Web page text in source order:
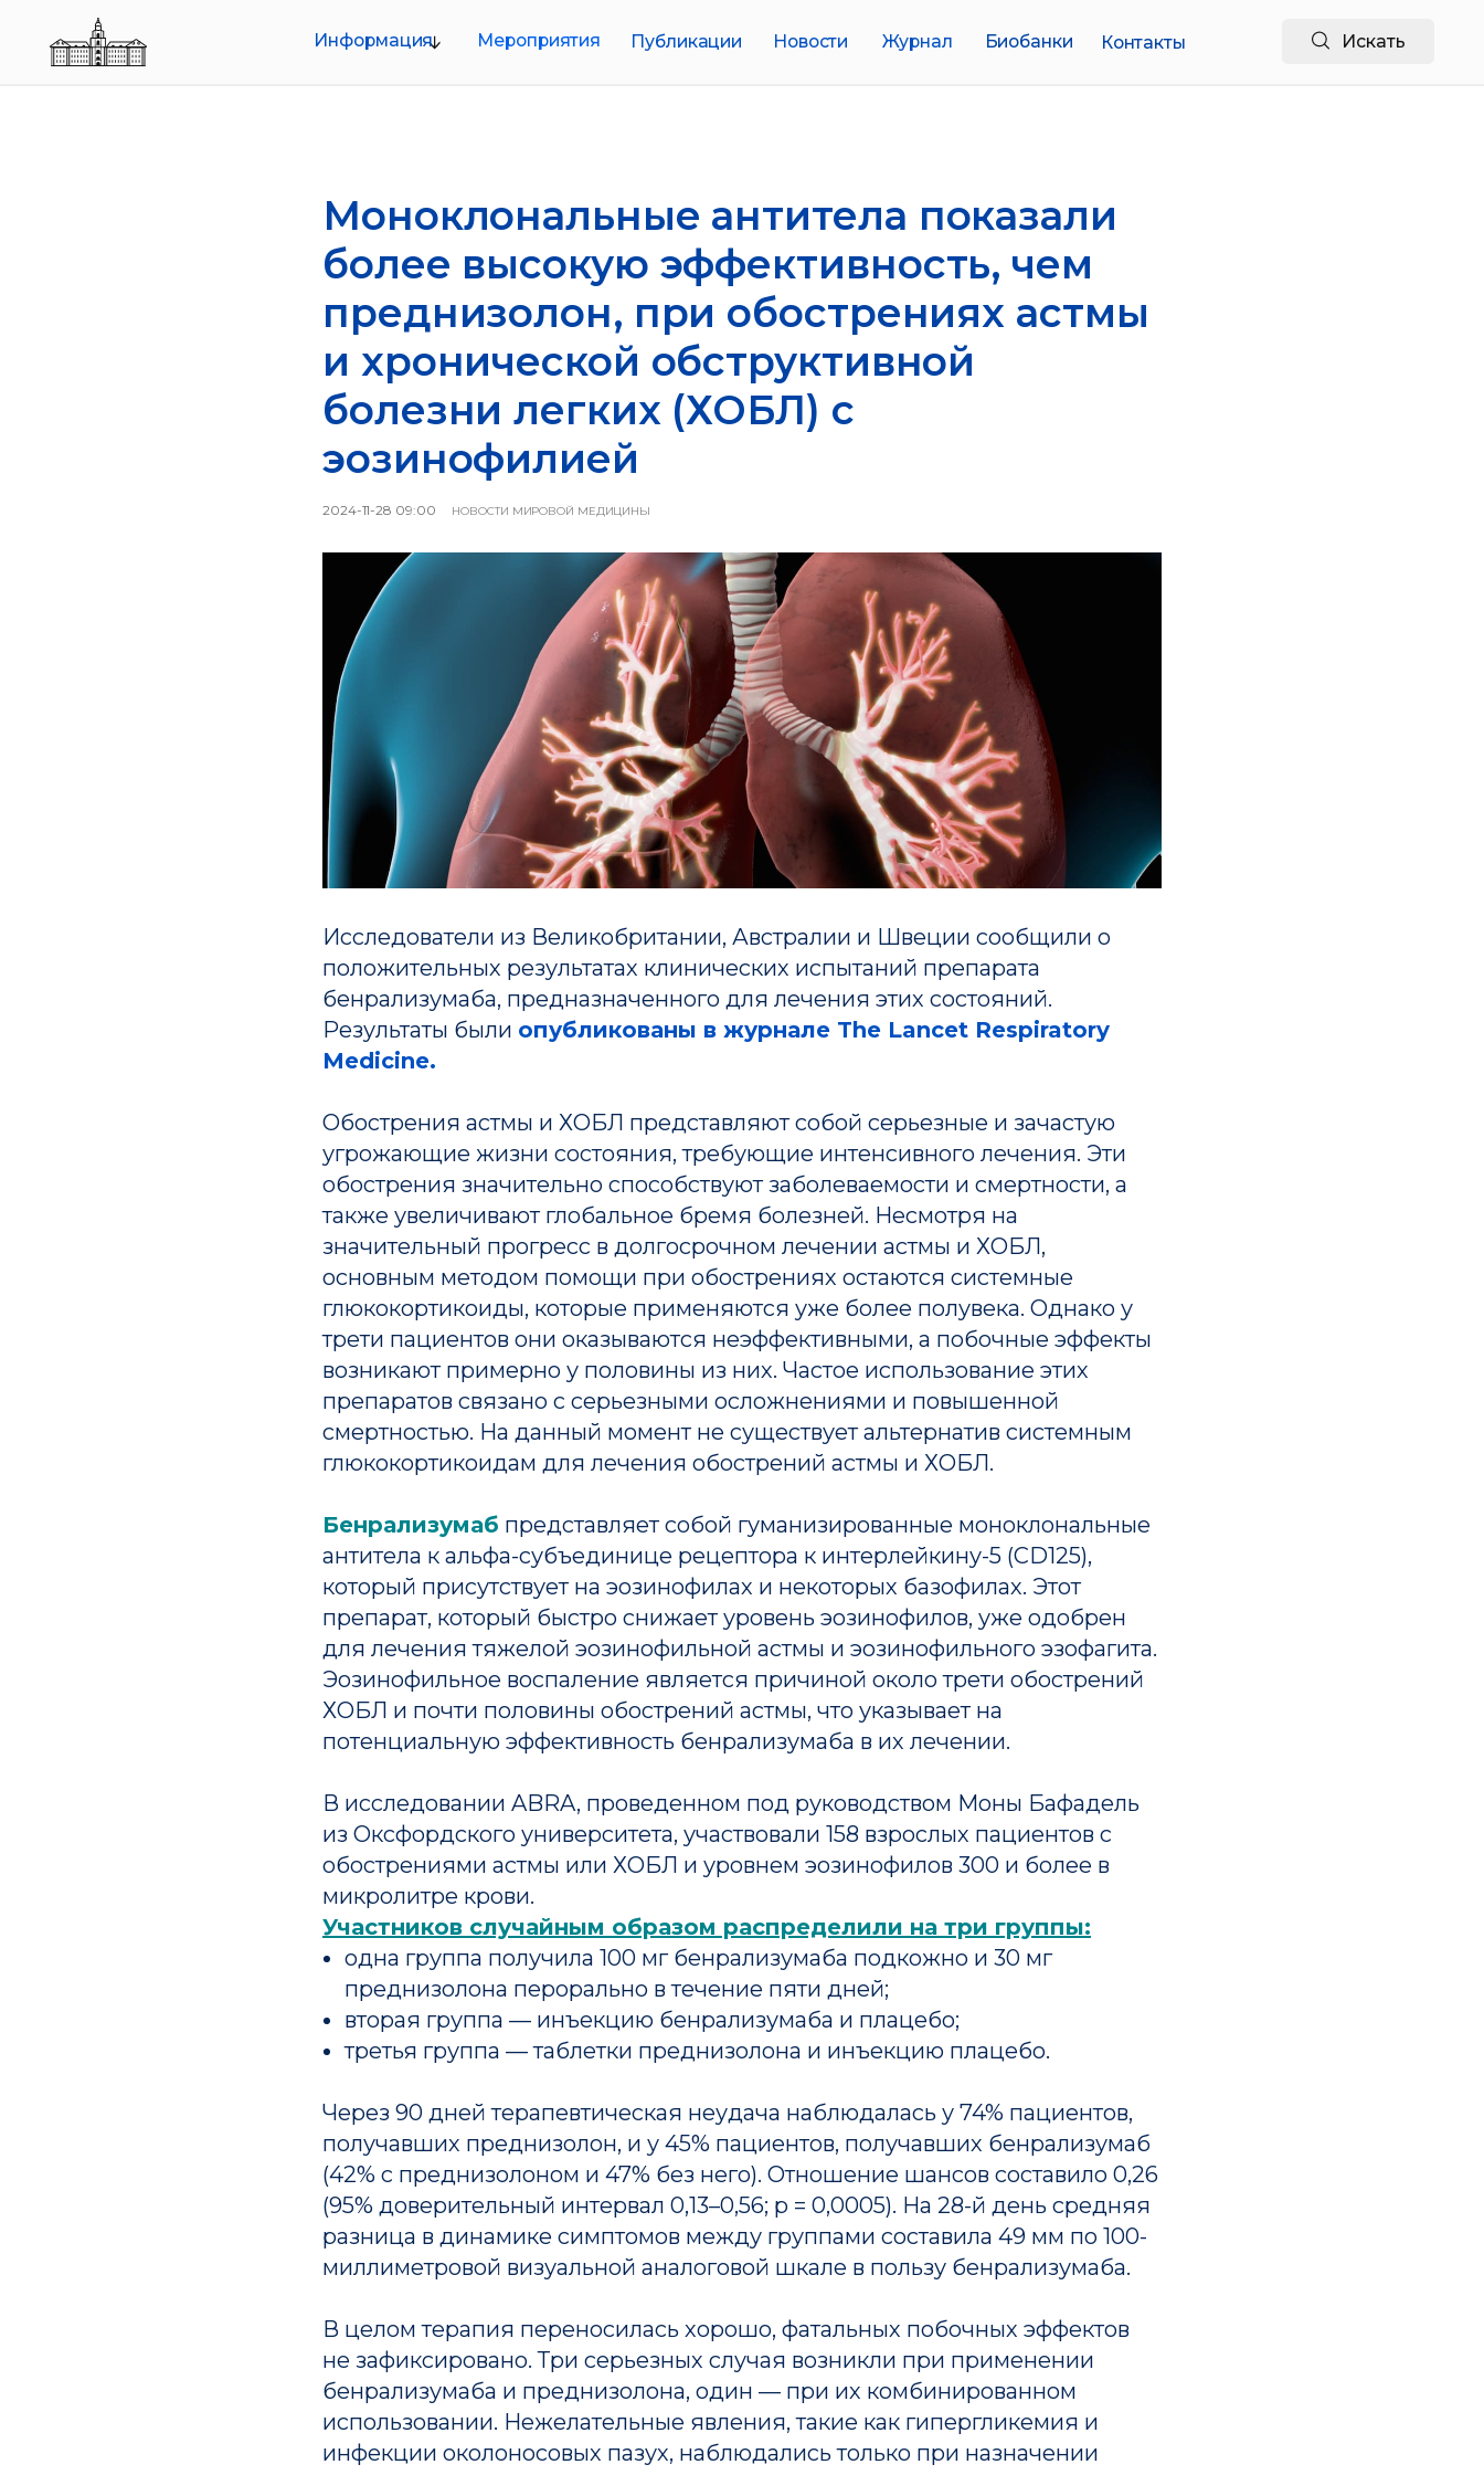
Информация Мероприятия Публикации Новости Журнал Контакты
Биобанки
Моноклональные антитела показали
более высокую эффективность, чем
преднизолон, при обострениях астмы
и хронической обструктивной
болезни легких (ХОБЛ) с
эозинофилией
2024-11-28 09:00 НОВОСТИ МИРОВОЙ МЕДИЦИНЫ
Исследователи из Великобритании, Австралии и Швеции сообщили о
положительных результатах клинических испытаний препарата
бенрализумаба, предназначенного для лечения этих состояний.
Результаты были опубликованы в журнале The Lancet Respiratory
Medicine.
Обострения астмы и ХОБЛ представляют собой серьезные и зачастую
угрожающие жизни состояния, требующие интенсивного лечения. Эти
обострения значительно способствуют заболеваемости и смертности, а
также увеличивают глобальное бремя болезней. Несмотря на
значительный прогресс в долгосрочном лечении астмы и ХОБЛ,
основным методом помощи при обострениях остаются системные
глюкокортикоиды, которые применяются уже более полувека. Однако у
трети пациентов они оказываются неэффективными, а побочные эффекты
возникают примерно у половины из них. Частое использование этих
препаратов связано с серьезными осложнениями и повышенной
смертностью. На данный момент не существует альтернатив системным
глюкокортикоидам для лечения обострений астмы и ХОБЛ.
Бенрализумаб представляет собой гуманизированные моноклональные
антитела к альфа-субъединице рецептора к интерлейкину-5 (CD125),
который присутствует на эозинофилах и некоторых базофилах. Этот
препарат, который быстро снижает уровень эозинофилов, уже одобрен
для лечения тяжелой эозинофильной астмы и эозинофильного эзофагита.
Эозинофильное воспаление является причиной около трети обострений
ХОБЛ и почти половины обострений астмы, что указывает на
потенциальную эффективность бенрализумаба в их лечении.
В исследовании ABRA, проведенном под руководством Моны Бафадель
из Оксфордского университета, участвовали 158 взрослых пациентов с
обострениями астмы или ХОБЛ и уровнем эозинофилов 300 и более в
микролитре крови.
Участников случайным образом распределили на три группы:
одна группа получила 100 мг бенрализумаба подкожно и 30 мг
преднизолона перорально в течение пяти дней;
вторая группа — инъекцию бенрализумаба и плацебо;
третья группа — таблетки преднизолона и инъекцию плацебо.
Через 90 дней терапевтическая неудача наблюдалась у 74% пациентов,
получавших преднизолон, и у 45% пациентов, получавших бенрализумаб
(42% с преднизолоном и 47% без него). Отношение шансов составило 0,26
(95% доверительный интервал 0,13–0,56; p = 0,0005). На 28-й день средняя
разница в динамике симптомов между группами составила 49 мм по 100-
миллиметровой визуальной аналоговой шкале в пользу бенрализумаба.
В целом терапия переносилась хорошо, фатальных побочных эффектов
не зафиксировано. Три серьезных случая возникли при применении
бенрализумаба и преднизолона, один — при их комбинированном
использовании. Нежелательные явления, такие как гипергликемия и
инфекции околоносовых пазух, наблюдались только при назначении